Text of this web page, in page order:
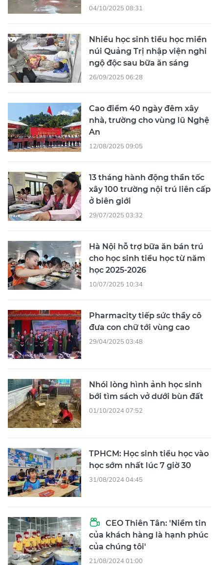
04/10/2025 08:31
Nhiều học sinh tiểu học miền
núi Quảng Trị nhập viện nghi
ngộ độc sau bữa ăn sáng
26/09/2025 06:28
Cao điểm 40 ngày đêm xây
nhà, trường cho vùng lũ Nghệ
An
12/08/2025 09:05
13 tháng hành động thần tốc
xây 100 trường nội trú liên cấp
ở biên giới
29/07/2025 03:32
Hà Nội hỗ trợ bữa ăn bán trú
cho học sinh tiểu học từ năm
học 2025-2026
10/07/2025 10:34
Pharmacity tiếp sức thầy cô
đưa con chữ tới vùng cao
29/04/2025 03:48
Nhói lòng hình ảnh học sinh
bới tìm sách vở dưới bùn đất
01/10/2024 07:52
TPHCM: Học sinh tiểu học vào
học sớm nhất lúc 7 giờ 30
31/08/2024 04:45
CEO Thiên Tân: 'Niềm tin
của khách hàng là hạnh phúc
của chúng tôi'
21/08/2024 01:00